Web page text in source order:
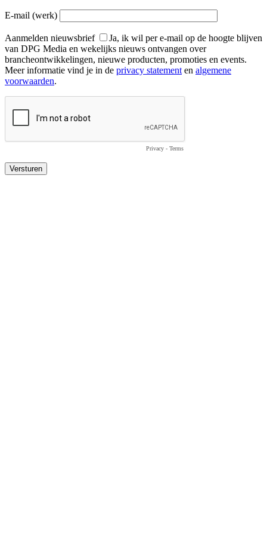
E-mail (werk)
Aanmelden nieuwsbrief
Ja, ik wil per e-mail op de hoogte blijven
van DPG Media en wekelijks nieuws ontvangen over
brancheontwikkelingen, nieuwe producten, promoties en events.
Meer informatie vind je in de privacy statement en algemene
voorwaarden.
Privacy - Terms